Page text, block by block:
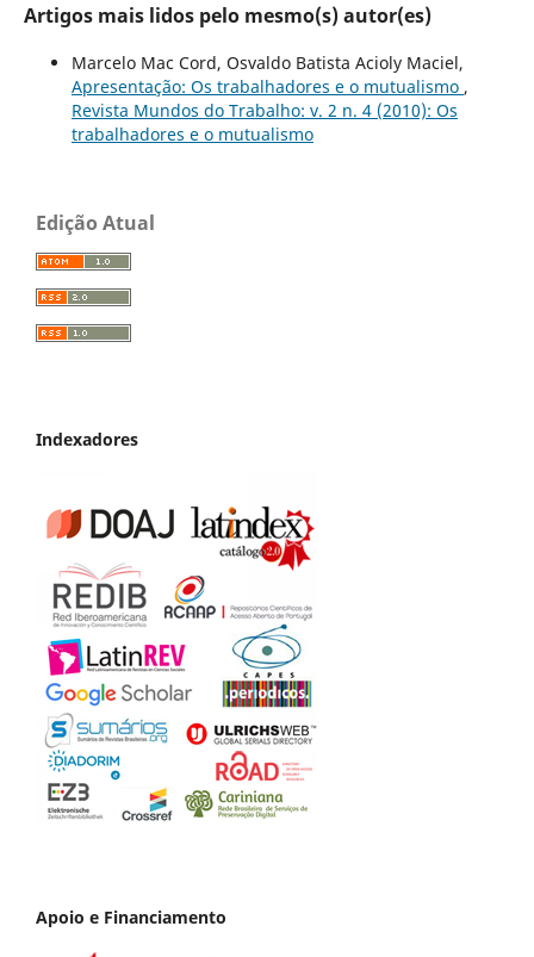
Artigos mais lidos pelo mesmo(s) autor(es)
Marcelo Mac Cord, Osvaldo Batista Acioly Maciel,
Apresentação: Os trabalhadores e o mutualismo ,
Revista Mundos do Trabalho: v. 2 n. 4 (2010): Os
trabalhadores e o mutualismo
Edição Atual
Indexadores
Apoio e Financiamento